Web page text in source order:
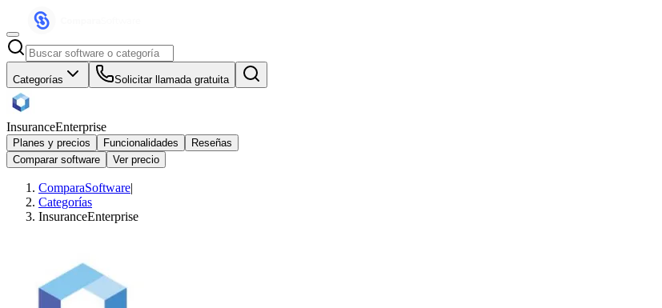
Categorías Solicitar llamada gratuita
InsuranceEnterprise
Planes y precios Funcionalidades
Reseñas
Comparar software
Ver precio
ComparaSoftware|
Categorías
InsuranceEnterprise